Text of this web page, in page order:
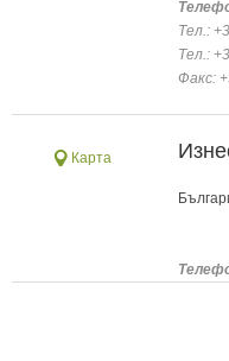
Тел.:
Тел.:
Факс:
Карта